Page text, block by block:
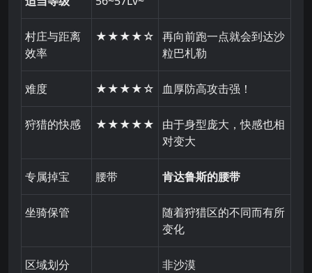
村庄与距离
效率
★★★★☆ 再向前跑一点就会到达沙
粒巴札勒
难度 ★★★★☆ 血厚防高攻击强！
狩猎的快感 ★★★★★
由于身型庞大，快感也相
对变大
专属掉宝 腰带 肯达鲁斯的腰带
坐骑保管
随着狩猎区的不同而有所
变化
区域划分 非沙漠